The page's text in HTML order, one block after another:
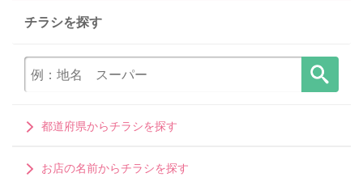
チラシを探す
都道府県からチラシを探す
お店の名前からチラシを探す